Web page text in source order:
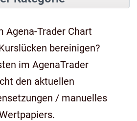
Agena-Trader Chart
bereinigen?
im AgenaTrader
den aktuellen
/ manuelles